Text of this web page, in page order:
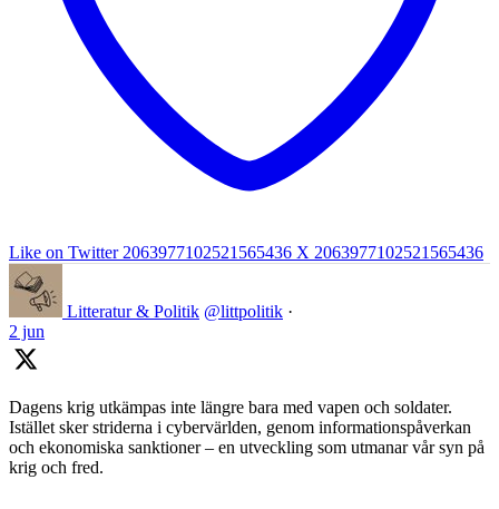
Like on Twitter 2063977102521565436 X 2063977102521565436
Litteratur & Politik @littpolitik ·
2 jun
Dagens krig utkämpas inte längre bara med vapen och soldater.
Istället sker striderna i cybervärlden, genom informationspåverkan
och ekonomiska sanktioner – en utveckling som utmanar vår syn på
krig och fred.